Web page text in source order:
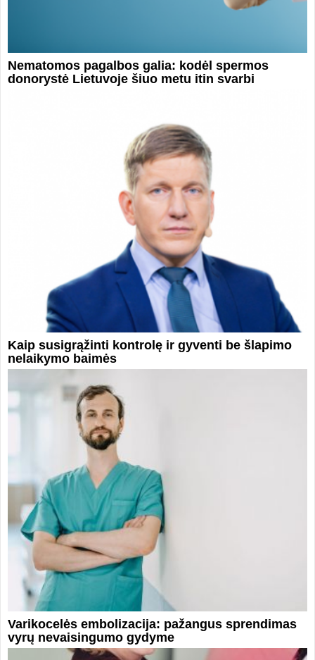
Nematomos pagalbos galia: kodėl spermos
donorystė Lietuvoje šiuo metu itin svarbi
Kaip susigrąžinti kontrolę ir gyventi be šlapimo
nelaikymo baimės
Varikocelės embolizacija: pažangus sprendimas
vyrų nevaisingumo gydyme